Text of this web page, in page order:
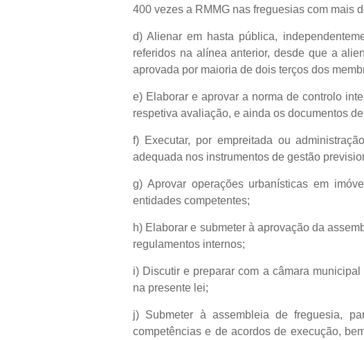
400 vezes a RMMG nas freguesias com mais
d) Alienar em hasta pública,
referidos na alínea anterior, desde que a
aprovada por maioria de dois terços dos
e) Elaborar e aprovar a norma de controlo
respetiva avaliação, e ainda os documentos
f) Executar, por empreitada ou
adequada nos instrumentos de gestão
g) Aprovar operações urbanísticas em
entidades competentes;
h) Elaborar e submeter à aprovação da
regulamentos internos;
i) Discutir e preparar com a câmara
na presente lei;
j) Submeter à assembleia de freguesia,
competências e de acordos de execução,